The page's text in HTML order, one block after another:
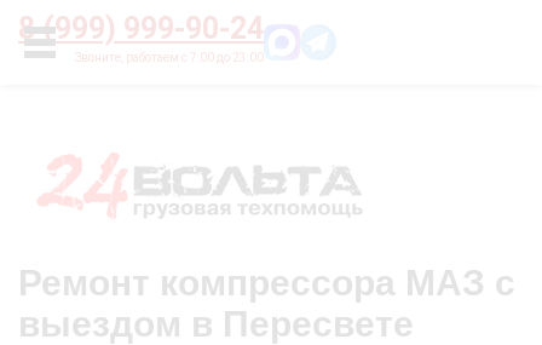
8 (999) 999-90-24
УСЛУГИ
Главная О нас Цены
Ремонт компрессора МАЗ с
выездом в Пересвете